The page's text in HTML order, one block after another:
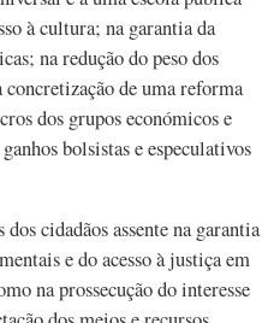
à cultura; na garantia da
na redução do peso dos
de uma reforma
dos grupos económicos e
bolsistas e especulativos
cidadãos assente na garantia
e do acesso à justiça em
na prossecução do interesse